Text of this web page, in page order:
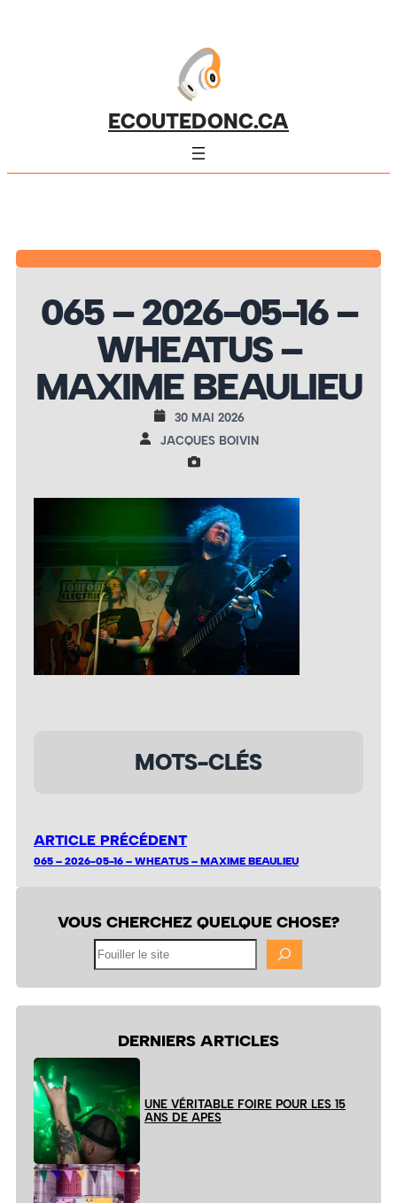
ECOUTEDONC.CA
065 – 2026-05-16 –
WHEATUS –
MAXIME BEAULIEU
30 MAI 2026
JACQUES BOIVIN
MOTS-CLÉS
ARTICLE PRÉCÉDENT
065 – 2026-05-16 – WHEATUS – MAXIME BEAULIEU
VOUS CHERCHEZ QUELQUE CHOSE?
DERNIERS ARTICLES
UNE VÉRITABLE FOIRE POUR LES 15
ANS DE APES